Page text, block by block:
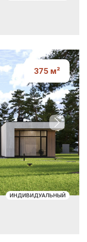
Next
375 м²
ИНДИВИДУАЛЬНЫЙ